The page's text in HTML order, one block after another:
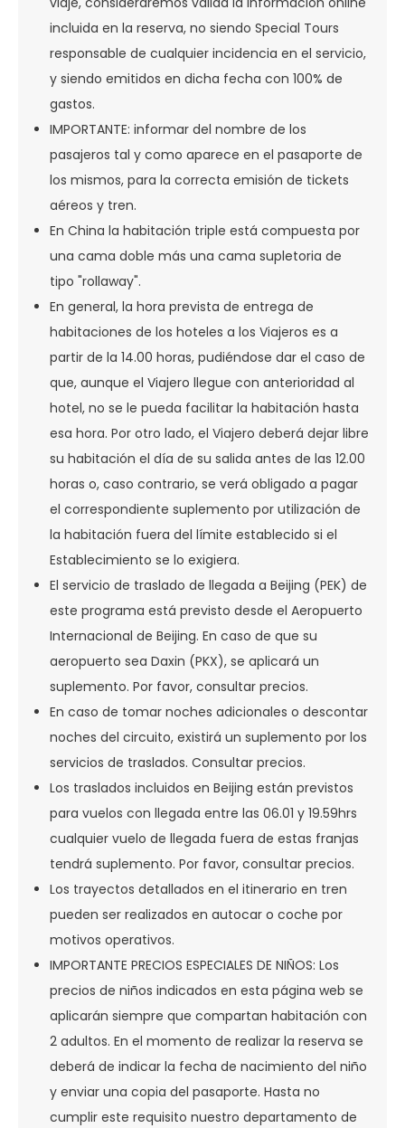
incluida en la reserva, no siendo Special Tours
responsable de cualquier incidencia en el servicio,
y siendo emitidos en dicha fecha con 100% de
gastos.
IMPORTANTE: informar del nombre de los
pasajeros tal y como aparece en el pasaporte de
los mismos, para la correcta emisión de tickets
aéreos y tren.
En China la habitación triple está compuesta por
una cama doble más una cama supletoria de
tipo "rollaway".
En general, la hora prevista de entrega de
habitaciones de los hoteles a los Viajeros es a
partir de la 14.00 horas, pudiéndose dar el caso de
que, aunque el Viajero llegue con anterioridad al
hotel, no se le pueda facilitar la habitación hasta
esa hora. Por otro lado, el Viajero deberá dejar libre
su habitación el día de su salida antes de las 12.00
horas o, caso contrario, se verá obligado a pagar
el correspondiente suplemento por utilización de
la habitación fuera del límite establecido si el
Establecimiento se lo exigiera.
El servicio de traslado de llegada a Beijing (PEK) de
este programa está previsto desde el Aeropuerto
Internacional de Beijing. En caso de que su
aeropuerto sea Daxin (PKX), se aplicará un
suplemento. Por favor, consultar precios.
En caso de tomar noches adicionales o descontar
noches del circuito, existirá un suplemento por los
servicios de traslados. Consultar precios.
Los traslados incluidos en Beijing están previstos
para vuelos con llegada entre las 06.01 y 19.59hrs
cualquier vuelo de llegada fuera de estas franjas
tendrá suplemento. Por favor, consultar precios.
Los trayectos detallados en el itinerario en tren
pueden ser realizados en autocar o coche por
motivos operativos.
IMPORTANTE PRECIOS ESPECIALES DE NIÑOS: Los
precios de niños indicados en esta página web se
aplicarán siempre que compartan habitación con
2 adultos. En el momento de realizar la reserva se
deberá de indicar la fecha de nacimiento del niño
y enviar una copia del pasaporte. Hasta no
cumplir este requisito nuestro departamento de